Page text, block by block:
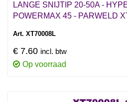
LANGE SNIJTIP 20-50A -
POWERMAX 45 - PARWELD
Art. XT70008L
€ 7.60 incl. btw
Op voorraad